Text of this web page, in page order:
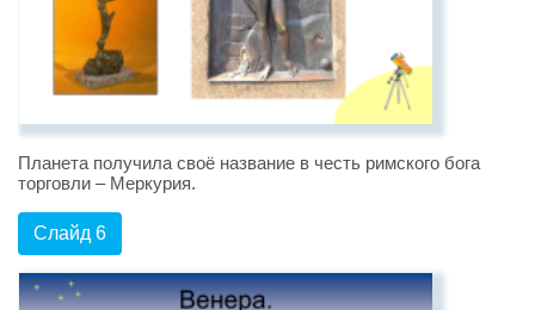
Планета получила своё название в честь римского бога
торговли – Меркурия.
Слайд 6